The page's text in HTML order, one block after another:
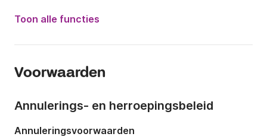
Motorkracht:
40pk
Capaciteit aan boord:
Toon alle functies
Voorwaarden
Annulerings- en herroepingsbeleid
Annuleringsvoorwaarden